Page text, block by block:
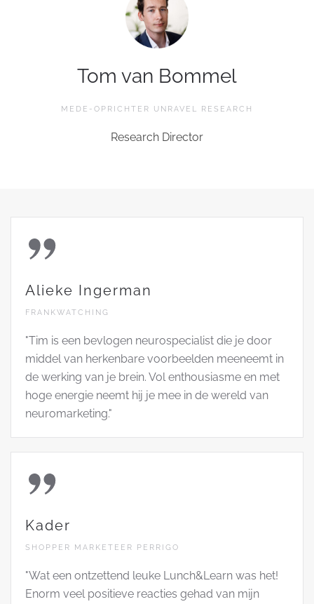
Tom van Bommel
MEDE-OPRICHTER UNRAVEL RESEARCH
Research Director
Alieke Ingerman
FRANKWATCHING
"Tim is een bevlogen neurospecialist die je door
middel van herkenbare voorbeelden meeneemt in
de werking van je brein. Vol enthousiasme en met
hoge energie neemt hij je mee in de wereld van
neuromarketing."
Kader
SHOPPER MARKETEER PERRIGO
"Wat een ontzettend leuke Lunch&Learn was het!
Enorm veel positieve reacties gehad van mijn